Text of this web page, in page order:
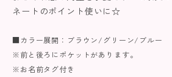
ネートのポイント使いに☆
■カラー展開：ブラウン/グリーン/ブルー
※前と後ろにポケットがあります。
※お名前タグ付き